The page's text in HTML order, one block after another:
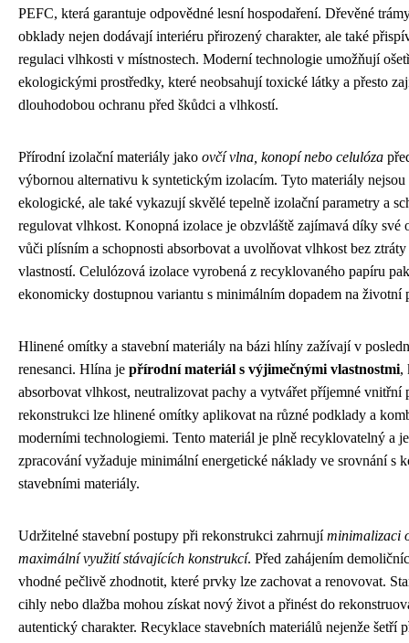
PEFC, která garantuje odpovědné lesní hospodaření. Dřevěné
obklady nejen dodávají interiéru přirozený charakter, ale také
regulaci vlhkosti v místnostech. Moderní technologie umožňují
ekologickými prostředky, které neobsahují toxické látky a přesto
dlouhodobou ochranu před škůdci a vlhkostí.
Přírodní izolační materiály jako ovčí vlna, konopí nebo celulóza
výbornou alternativu k syntetickým izolacím. Tyto materiály nejsou
ekologické, ale také vykazují skvělé tepelně izolační parametry a
regulovat vlhkost. Konopná izolace je obzvláště zajímavá díky své
vůči plísním a schopnosti absorbovat a uvolňovat vlhkost bez
vlastností. Celulózová izolace vyrobená z recyklovaného papíru
ekonomicky dostupnou variantu s minimálním dopadem na životní
Hlinené omítky a stavební materiály na bázi hlíny zažívají v
renesanci. Hlína je přírodní materiál s výjimečnými vlastnostmi,
absorbovat vlhkost, neutralizovat pachy a vytvářet příjemné vnitřní
rekonstrukci lze hlinené omítky aplikovat na různé podklady a
moderními technologiemi. Tento materiál je plně recyklovatelný a
zpracování vyžaduje minimální energetické náklady ve srovnání s
stavebními materiály.
Udržitelné stavební postupy při rekonstrukci zahrnujíminimalizaci
maximální využití stávajících konstrukcí. Před zahájením
vhodné pečlivě zhodnotit, které prvky lze zachovat a renovovat.
cihly nebo dlažba mohou získat nový život a přinést do
autentický charakter. Recyklace stavebních materiálů nejenže šetří